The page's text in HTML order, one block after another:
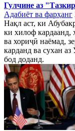
Гулчине аз
Адабиёт ва фарҳанг
Нақл аст, ки
ки хилоф кардаанд,
ва хориҷӣ наёмад,
карданд ва сухан
бод доданд.